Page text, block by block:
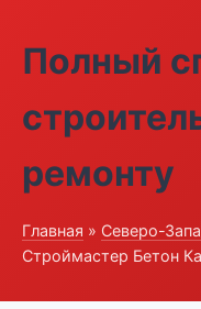
Полный
ремонту
Главная » Северо-
Строймастер Бетон